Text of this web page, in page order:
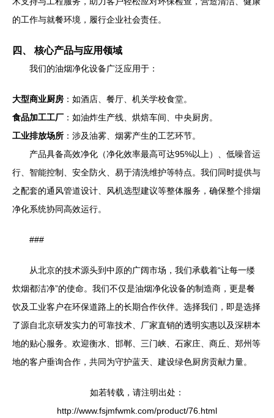
的工作与就餐环境，履行企业社会责任。
四、 核心产品与应用领域
我们的油烟净化设备广泛应用于：
大型商业厨房 ：如酒店、餐厅、机关学校食堂。
食品加工工厂 ：如油炸生产线、烘焙车间、中央厨房。
工业排放场所 ：涉及油雾、烟雾产生的工艺环节。
产品具备高效净化（净化效率最高可达95%以上）、低噪音运
行、智能控制、安全防火、易于清洗维护等特点。我们同时提供与
之配套的通风管道设计、风机选型建议等整体服务，确保整个排烟
净化系统协同高效运行。
###
从北京的技术源头到中原的广阔市场，我们承载着“让每一缕
炊烟都洁净”的使命。我们不仅是油烟净化设备的制造商，更是餐
饮及工业客户在环保道路上的长期合作伙伴。选择我们，即是选择
了源自北京研发实力的可靠技术、厂家直销的透明实惠以及深耕本
地的贴心服务。欢迎衡水、邯郸、三门峡、石家庄、商丘、郑州等
地的客户垂询合作，共同为守护蓝天、建设绿色厨房贡献力量。
如若转载，请注明出处：
http://www.fsjmfwmk.com/product/76.html